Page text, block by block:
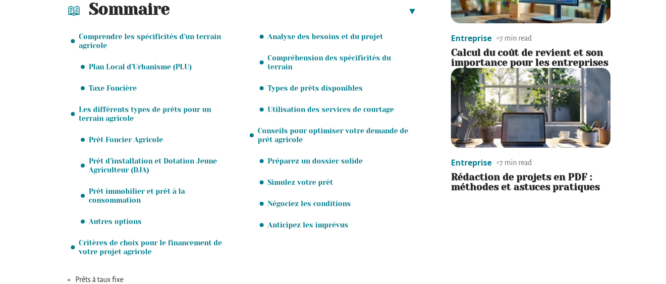
Sommaire
Comprendre les spécificités d’un terrain
agricole
Plan Local d’Urbanisme (PLU)
Taxe Foncière
Les différents types de prêts pour un
terrain agricole
Prêt Foncier Agricole
Prêt d’installation et Dotation Jeune
Agriculteur (DJA)
Prêt immobilier et prêt à la
consommation
Autres options
Critères de choix pour le financement de
votre projet agricole
Analyse des besoins et du projet
Compréhension des spécificités du
terrain
Types de prêts disponibles
Utilisation des services de courtage
Conseils pour optimiser votre demande de
prêt agricole
Préparez un dossier solide
Simulez votre prêt
Négociez les conditions
Anticipez les imprévus
Prêts à taux fixe
Entreprise 7 min read
Calcul du coût de revient et son
importance pour les entreprises
Entreprise 7 min read
Rédaction de projets en PDF :
méthodes et astuces pratiques